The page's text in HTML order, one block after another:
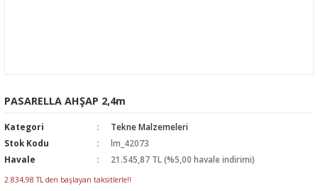
PASARELLA AHŞAP 2,4m
Kategori
Tekne Malzemeleri
Stok Kodu
lm_42073
Havale
21.545,87 TL (%5,00 havale indirimi)
2.834,98 TL den başlayan taksitlerle!!